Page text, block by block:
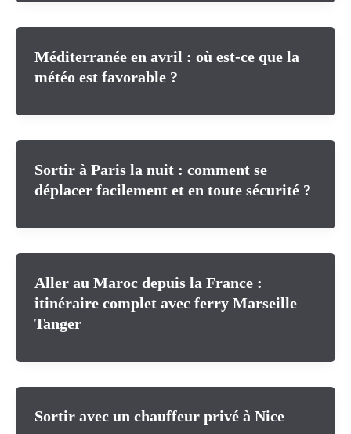
Méditerranée en avril : où est-ce que la
météo est favorable ?
Sortir à Paris la nuit : comment se
déplacer facilement et en toute sécurité ?
Aller au Maroc depuis la France :
itinéraire complet avec ferry Marseille
Tanger
Sortir avec un chauffeur privé à Nice